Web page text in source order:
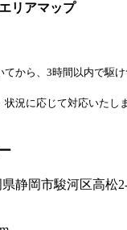
リアマップ
てから、3時間以内で駆
況に応じて対応いたし
県静岡市駿河区高松